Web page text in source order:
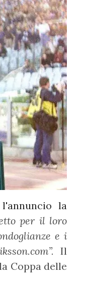
la
per il loro
e i
Il
Coppa delle